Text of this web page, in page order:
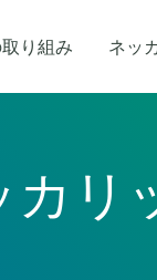
り組み ネッ
カリ